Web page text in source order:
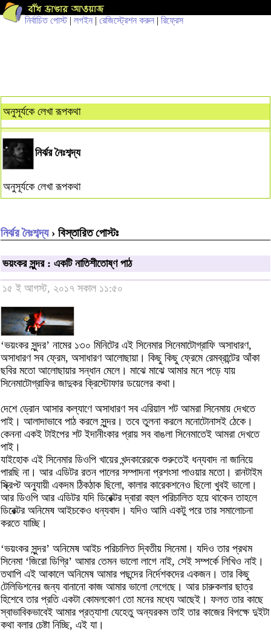
নির্বাচিত পোস্ট| লগইন | রেজিস্ট্রেশন করুন | রিফ্রেস
অনুসূর্যকে লেখা রূপকথা
নির্ঝর নৈঃশব্দ্য
অনুসূর্যকে লেখা রূপকথা
নির্ঝর নৈঃশব্দ্য› বিস্তারিত পোস্টঃ
ভয়ংকর সুন্দর : একটি নাতিশীতোষ্ণ পাঠ
১৫ ই আগস্ট, ২০১৭ সকাল ১১:৫০
‘ভয়ংকর সুন্দর’ নামের ১৩০ মিনিটের এই সিনেমার সিনেমাটোগ্রাফি অসাধারণ,
অসাধারণ সব ফ্রেম, অসাধারণ আলোছায়া। কিছু কিছু ফ্রেমে রেমব্রান্টের আঁকা
ছবির মতো আলোছায়ার সন্ধান মেলে। মাঝে মাঝে আমার মনে পড়ে যায়
সিনেমাটোগ্রাফির জাদুকর ক্রিস্টোফার ডয়েলের কথা।
দেশে ড্রোন আসার কল্যাণে অসাধারণ সব এরিয়াল শট আমরা সিনেমায় দেখতে
পাই। আলাদাভাবে পাঠ করলে সুন্দর। তবে তুলনা করলে মনোটোনাসই ঠেকে।
কেননা একই টাইপের শট ইদানীংকার প্রায় সব বাঙলা সিনেমাতেই আমরা দেখতে
পাই।
যাইহোক এই সিনেমার ডিওপি খায়ের খন্দকারেরকে শুরুতেই ধন্যবাদ না জানিয়ে
পারছি না। আর এডিটর রতন পালের সম্পাদনা প্রশংসা পাওয়ার মতো। রানটাইম
স্ক্রিপ্ট অনু্যায়ী একদম ঠিকঠাক ছিলো, কালার কারেকশনেও ছিলো খুবই ভালো।
আর ডিওপি আর এডিটর যদি ডিরেক্টর দ্বারা বহুল পরিচালিত হয়ে থাকেন তাহলে
ডিরেক্টর অনিমেষ আইচকেও ধন্যবাদ। যদিও আমি একটু পরে তার সমালোচনা
করতে যাচ্ছি।
‘ভয়ংকর সুন্দর’ অনিমেষ আইচ পরিচালিত দ্বিতীয় সিনেমা। যদিও তার প্রথম
সিনেমা ‘জিরো ডিগ্রি’ আমার তেমন ভালো লাগে নাই, সেই সম্পর্কে লিখিও নাই।
তথাপি এই আকালে অনিমেষ আমার পছন্দের নির্দেশকদের একজন। তার কিছু
টেলিভিশনের জন্য বানানো কাজ আমার ভালো লেগেছে। আর চারুকলার ছাত্র
হিশেবে তার প্রতি একটা কোমলকোণ তো মনের মধ্যে আছেই। ফলত তার কাছে
স্বাভাবিকভাবেই আমার প্রত্যাশা যেহেতু অন্যরকম তাই তার কাজের বিপক্ষে দুইটা
কথা বলার চেষ্টা নিচ্ছি, এই যা।